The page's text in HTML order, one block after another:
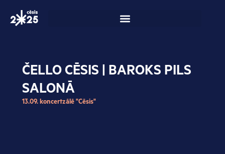
ČELLO CĒSIS | BAROKS PILS
SALONĀ
13.09. koncertzālē "Cēsis"